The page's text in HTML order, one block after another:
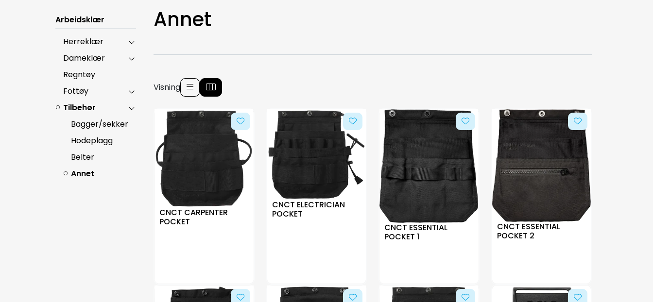
Arbeidsklær
Herreklær
Dameklær
Regntøy
Fottøy
Tilbehør
Bagger/sekker
Hodeplagg
Belter
Annet
Annet
Visning
CNCT CARPENTER
POCKET
CNCT ELECTRICIAN
POCKET
CNCT ESSENTIAL
POCKET 1
CNCT ESSENTIAL
POCKET 2